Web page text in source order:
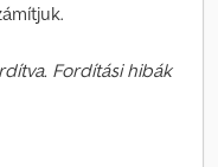
Fordítási hibák